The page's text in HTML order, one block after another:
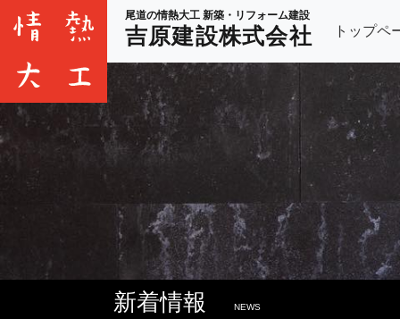
尾道の情熱大工 新築・リフォーム建設
吉原建設株式会社 トップペ
新着情報 NEWS